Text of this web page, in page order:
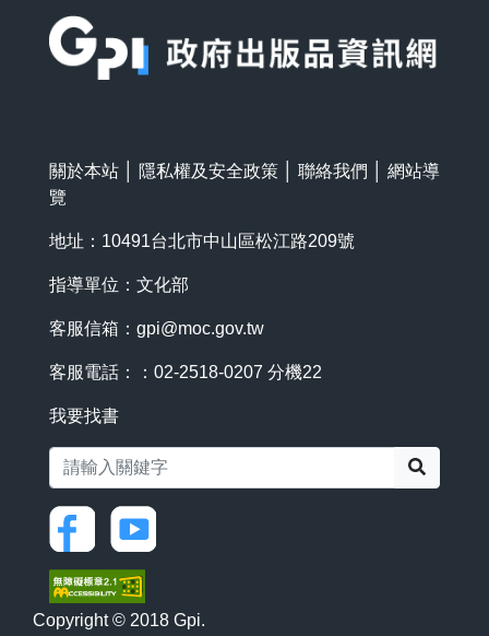
關於本站 隱私權及安全政策 聯絡我們
網站導
覽
地址：10491台北市中山區松江路209號
指導單位：文化部
客服信箱： gpi@moc.gov.tw
客服電話：：02-2518-0207 分機22
我要找書
Copyright © 2018 Gpi.